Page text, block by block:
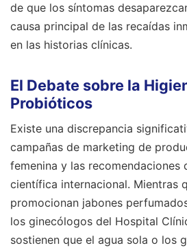
de que los síntomas
causa principal de las recaídas
en las historias clínicas.
El Debate sobre la
Probióticos
Existe una discrepancia
campañas de marketing de
femenina y las recomendaciones
científica internacional. Mientras
promocionan jabones
los ginecólogos del Hospital
sostienen que el agua sola o los